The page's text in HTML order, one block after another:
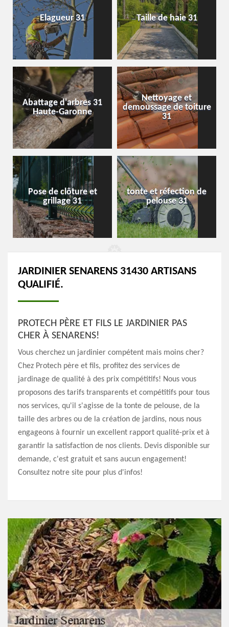
Elagueur 31 Taille de haie 31
Abattage d'arbres 31
Haute-Garonne
Nettoyage et
demoussage de toiture
31
Pose de clôture et
grillage 31
tonte et réfection de
pelouse 31
JARDINIER SENARENS 31430 ARTISANS
QUALIFIÉ.
PROTECH PÈRE ET FILS LE JARDINIER PAS
CHER À SENARENS!
Vous cherchez un jardinier compétent mais moins cher?
Chez Protech père et fils, profitez des services de
jardinage de qualité à des prix compétitifs! Nous vous
proposons des tarifs transparents et compétitifs pour tous
nos services, qu'il s'agisse de la tonte de pelouse, de la
taille des arbres ou de la création de jardins, nous nous
engageons à fournir un excellent rapport qualité-prix et à
garantir la satisfaction de nos clients. Devis disponible sur
demande, c'est gratuit et sans aucun engagement!
Consultez notre site pour plus d'infos!